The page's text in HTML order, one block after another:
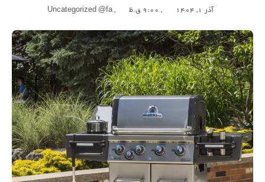
آذر 1, 1404 , 9:00 ق.ظ ,
Uncategorized @fa